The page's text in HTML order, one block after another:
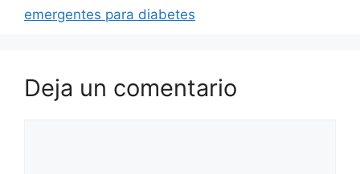
emergentes para diabetes
Deja un comentario